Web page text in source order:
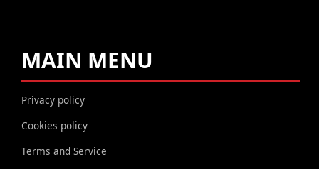
MAIN MENU
Privacy policy
Cookies policy
Terms and Service